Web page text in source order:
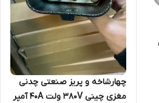
چهارشاخه و پریز صنعتی چدنی
مغزی چینی 380V ولت 40A آمپر